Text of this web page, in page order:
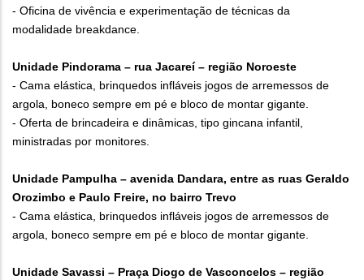
- Oficina de vivência e experimentação de técnicas da
modalidade breakdance.
Unidade Pindorama – rua Jacareí – região Noroeste
- Cama elástica, brinquedos infláveis jogos de arremessos de
argola, boneco sempre em pé e bloco de montar gigante.
- Oferta de brincadeira e dinâmicas, tipo gincana infantil,
ministradas por monitores.
Unidade Pampulha – avenida Dandara, entre as ruas Geraldo
Orozimbo e Paulo Freire, no bairro Trevo
- Cama elástica, brinquedos infláveis jogos de arremessos de
argola, boneco sempre em pé e bloco de montar gigante.
Unidade Savassi – Praça Diogo de Vasconcelos – região